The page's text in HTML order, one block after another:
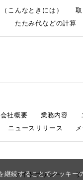
続することでクッキ
こんなときには）
たたみ代などの計算
会社概要 業務内容
ニュースリリース
サイトポリシー サ